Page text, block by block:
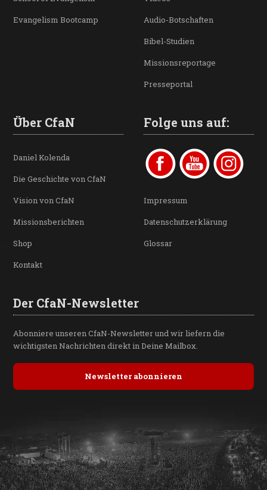
Evangelism Bootcamp
Audio-Botschaften
Bibel-Studien
Missionsreportage
Presseportal
Über CfaN
Daniel Kolenda
Die Geschichte von CfaN
Vision von CfaN
Missionsberichten
Shop
Kontakt
Folge uns auf:
Impressum
Datenschutzerklärung
Glossar
Der CfaN-Newsletter
Abonniere unseren CfaN-Newsletter und wir liefern die
wichtigsten Nachrichten direkt in Deine Mailbox.
Newsletter abonnieren